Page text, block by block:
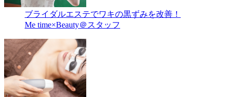
ブライダルエステでワキの黒ずみを改善！
Me time×Beauty＠スタッフ